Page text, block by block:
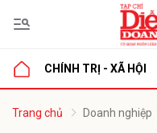
CHÍNH TRỊ - XÃ HỘI
Trang chủ Doanh nghiệp
luận